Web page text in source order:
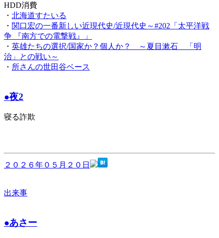
HDD消費
・ 北海道すたいる
・ 関口宏の一番新しい近現代史/近現代史～#202「太平洋戦
争 『南方での電撃戦』」
・ 英雄たちの選択/国家か？個人か？ ～夏目漱石 「明
治」との戦い～
・ 所さんの世田谷ベース
●夜2
寝る詐欺
２０２６年０５月２０日
出来事
●あさー